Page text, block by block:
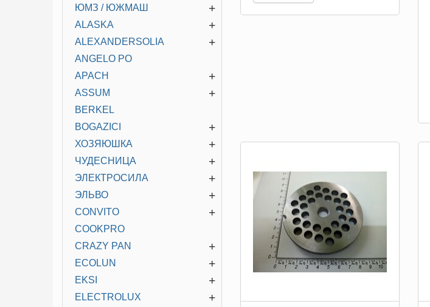
+
ЮМЗ / ЮЖМАШ
+
ALASKA
+
ALEXANDERSOLIA
ANGELO PO
+
APACH
+
ASSUM
BERKEL
+
BOGAZICI
+
ХОЗЯЮШКА
+
ЧУДЕСНИЦА
+
ЭЛЕКТРОСИЛА
+
ЭЛЬВО
+
CONVITO
COOKPRO
+
CRAZY PAN
+
ECOLUN
+
EKSI
+
ELECTROLUX